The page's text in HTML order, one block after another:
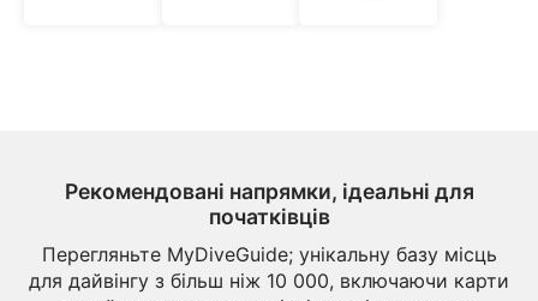
Рекомендовані напрямки, ідеальні для
початківців
Перегляньте MyDiveGuide; унікальну базу місць
для дайвінгу з більш ніж 10 000, включаючи карти